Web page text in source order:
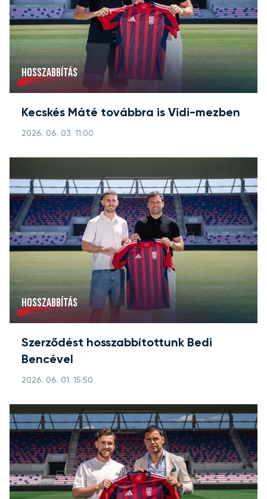
HOSSZABBÍTÁS
Kecskés Máté továbbra is Vidi-mezben
2026. 06. 03. 11:00
HOSSZABBÍTÁS
Szerződést hosszabbítottunk Bedi
Bencével
2026. 06. 01. 15:50